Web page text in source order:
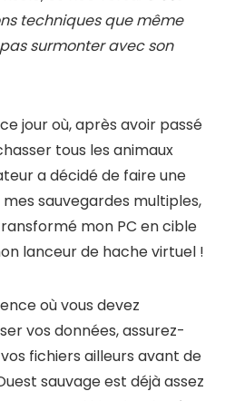
techniques que même
surmonter avec son
jour où, après avoir passé
tous les animaux
a décidé de faire une
sauvegardes multiples,
mon PC en cible
lanceur de hache virtuel !
où vous devez
vos données, assurez-
fichiers ailleurs avant de
sauvage est déjà assez